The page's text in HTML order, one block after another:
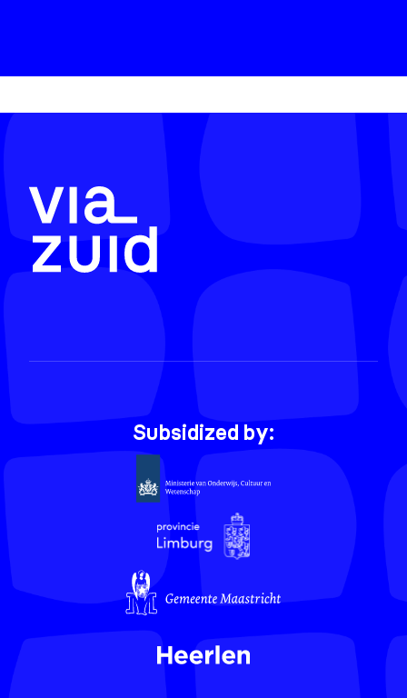
Subsidized by: